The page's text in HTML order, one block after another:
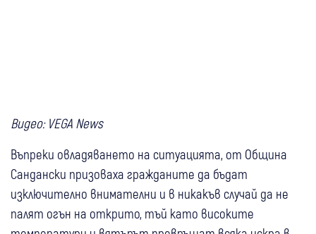
Видео: VEGA News
Въпреки овладяването на ситуацията, от Община
Сандански призоваха гражданите да бъдат
изключително внимателни и в никакъв случай да не
палят огън на открито, тъй като високите